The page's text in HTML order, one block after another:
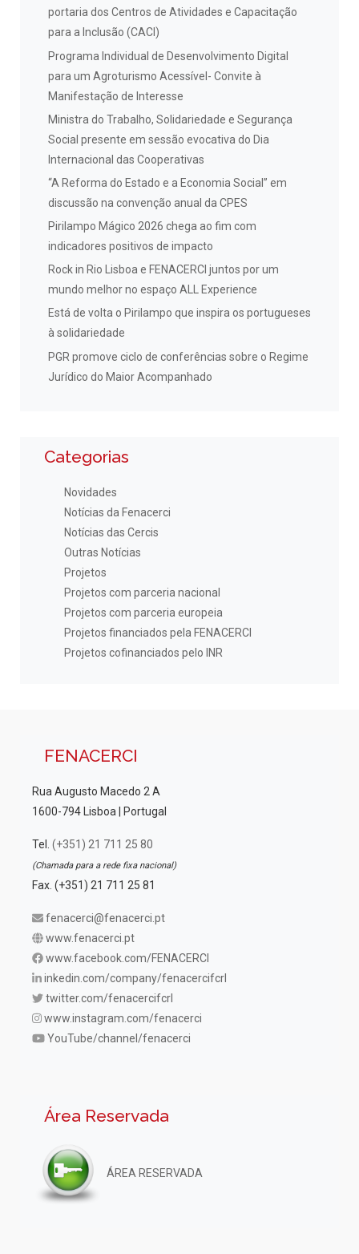
portaria dos Centros de Atividades e Capacitação
para a Inclusão (CACI)
Programa Individual de Desenvolvimento Digital
para um Agroturismo Acessível- Convite à
Manifestação de Interesse
Ministra do Trabalho, Solidariedade e Segurança
Social presente em sessão evocativa do Dia
Internacional das Cooperativas
“A Reforma do Estado e a Economia Social” em
discussão na convenção anual da CPES
Pirilampo Mágico 2026 chega ao fim com
indicadores positivos de impacto
Rock in Rio Lisboa e FENACERCI juntos por um
mundo melhor no espaço ALL Experience
Está de volta o Pirilampo que inspira os portugueses
à solidariedade
PGR promove ciclo de conferências sobre o Regime
Jurídico do Maior Acompanhado
Categorias
Novidades
Notícias da Fenacerci
Notícias das Cercis
Outras Notícias
Projetos
Projetos com parceria nacional
Projetos com parceria europeia
Projetos financiados pela FENACERCI
Projetos cofinanciados pelo INR
FENACERCI
Rua Augusto Macedo 2 A
1600-794 Lisboa | Portugal
Tel. (+351) 21 711 25 80
(Chamada para a rede fixa nacional)
Fax. (+351) 21 711 25 81
fenacerci@fenacerci.pt
www.fenacerci.pt
www.facebook.com/FENACERCI
inkedin.com/company/fenacercifcrl
twitter.com/fenacercifcrl
www.instagram.com/fenacerci
YouTube/channel/fenacerci
Área Reservada
ÁREA RESERVADA